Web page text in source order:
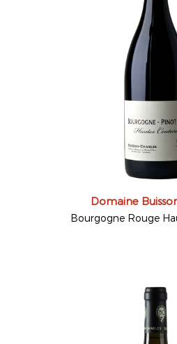
Domaine
Bourgogne Rouge